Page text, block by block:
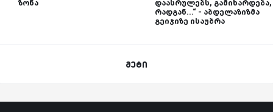
ზონა
დაასრულებს, გამიხარდება,
რადგან...“ - აბდელაზიზმა
გეიჯიზე ისაუბრა
მეტი